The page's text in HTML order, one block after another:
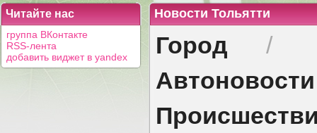
Читайте нас
группа ВКонтакте
RSS-лента
добавить виджет в yandex
Новости Тольятти
Город /
Автоновости